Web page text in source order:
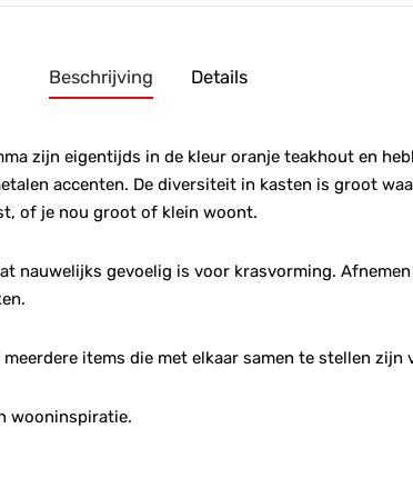
Beschrijving Details
zijn eigentijds in de kleur oranje teakhout en
accenten. De diversiteit in kasten is groot
of je nou groot of klein woont.
nauwelijks gevoelig is voor krasvorming.
items die met elkaar samen te stellen zijn
wooninspiratie.